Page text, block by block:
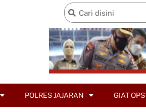
POLRES JAJARAN GIAT OPS